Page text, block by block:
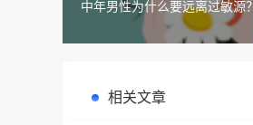
中年男性为什么要远离过敏源？
相关文章